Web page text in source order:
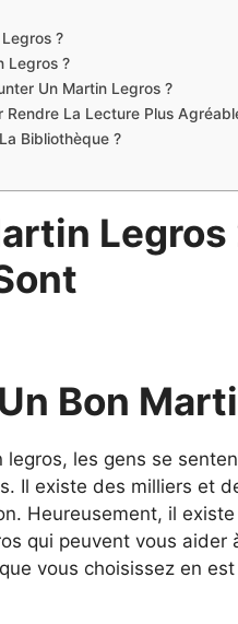
?
Legros ?
Un Martin Legros ?
La Lecture Plus
Bibliothèque ?
Bon
legros, les gens se
Il existe des milliers et
Heureusement, il
qui peuvent vous aider
vous choisissez en